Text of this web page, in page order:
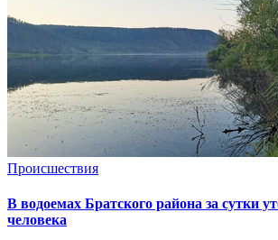
Происшествия
В водоемах Братского района за сутки
человека